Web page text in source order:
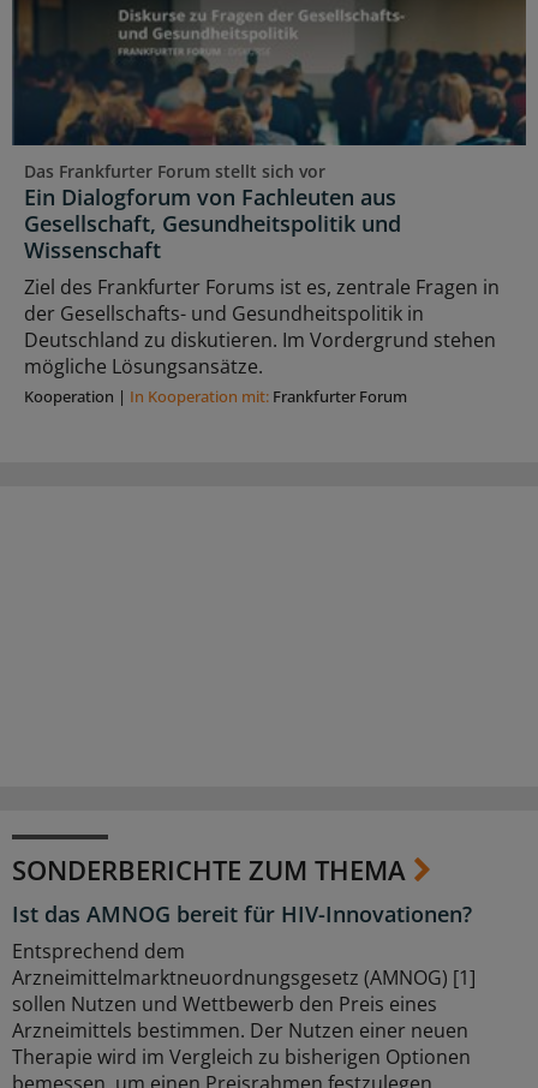
Das Frankfurter Forum stellt sich vor
Ein Dialogforum von Fachleuten aus
Gesellschaft, Gesundheitspolitik und
Wissenschaft
Ziel des Frankfurter Forums ist es, zentrale Fragen in
der Gesellschafts- und Gesundheitspolitik in
Deutschland zu diskutieren. Im Vordergrund stehen
mögliche Lösungsansätze.
Kooperation | In Kooperation mit: Frankfurter Forum
SONDERBERICHTE ZUM THEMA
Ist das AMNOG bereit für HIV-Innovationen?
Entsprechend dem
Arzneimittelmarktneuordnungsgesetz (AMNOG) [1]
sollen Nutzen und Wettbewerb den Preis eines
Arzneimittels bestimmen. Der Nutzen einer neuen
Therapie wird im Vergleich zu bisherigen Optionen